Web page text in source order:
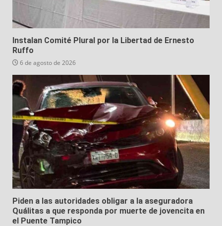
Instalan Comité Plural por la Libertad de Ernesto
Ruffo
6 de agosto de 2026
Piden a las autoridades obligar a la aseguradora
Quálitas a que responda por muerte de jovencita en
el Puente Tampico